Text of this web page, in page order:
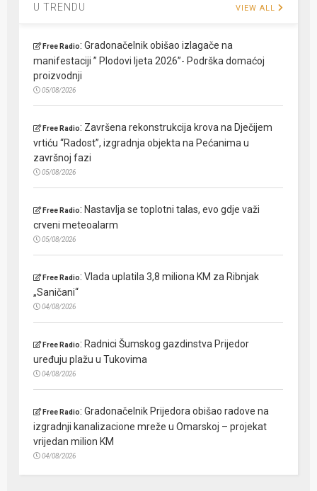
U TRENDU VIEW ALL
Free Radio:Gradonačelnik obišao izlagače na
manifestaciji ” Plodovi ljeta 2026”- Podrška domaćoj
proizvodnji
05/08/2026
Free Radio: Završena rekonstrukcija krova na Dječijem
vrtiću “Radost”, izgradnja objekta na Pećanima u
završnoj fazi
05/08/2026
Free Radio: Nastavlja se toplotni talas, evo gdje važi
crveni meteoalarm
05/08/2026
Free Radio:Vlada uplatila 3,8 miliona KM za Ribnjak
„Saničani“
04/08/2026
Free Radio: Radnici Šumskog gazdinstva Prijedor
uređuju plažu u Tukovima
04/08/2026
Free Radio:Gradonačelnik Prijedora obišao radove na
izgradnji kanalizacione mreže u Omarskoj – projekat
vrijedan milion KM
04/08/2026